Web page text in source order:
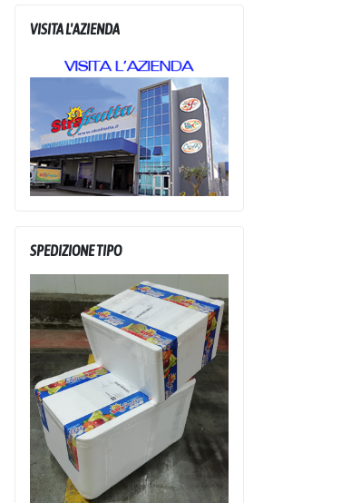
VISITA L'AZIENDA
SPEDIZIONE TIPO